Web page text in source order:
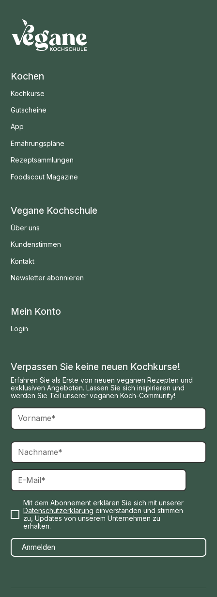
Kochen
Kochkurse
Gutscheine
App
Ernährungspläne
Rezeptsammlungen
Foodscout Magazine
Vegane Kochschule
Über uns
Kundenstimmen
Kontakt
Newsletter abonnieren
Mein Konto
Login
Verpassen Sie keine neuen Kochkurse!
Erfahren Sie als Erste von neuen veganen Rezepten und
exklusiven Angeboten. Lassen Sie sich inspirieren und
werden Sie Teil unserer veganen Koch-Community!
Mit dem Abonnement erklären Sie sich mit unserer
Datenschutzerklärung einverstanden und stimmen
zu, Updates von unserem Unternehmen zu
erhalten.